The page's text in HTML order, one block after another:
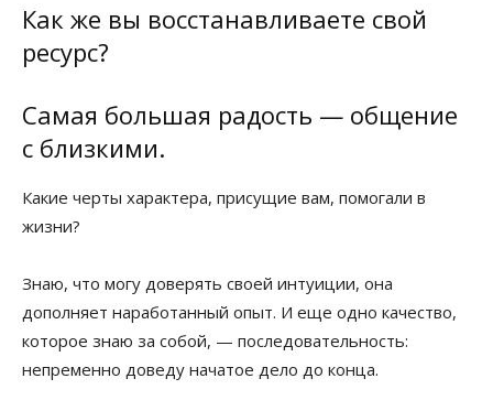
Как же вы восстанавливаете свой
ресурс?
Самая большая радость — общение
с близкими.
Какие черты характера, присущие вам, помогали в
жизни?
Знаю, что могу доверять своей интуиции, она
дополняет наработанный опыт. И еще одно качество,
которое знаю за собой, — последовательность:
непременно доведу начатое дело до конца.